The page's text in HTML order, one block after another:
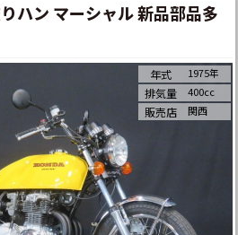
ハン マーシャル 新品部品多
年式 1975年
排気量 400cc
販売店 関西